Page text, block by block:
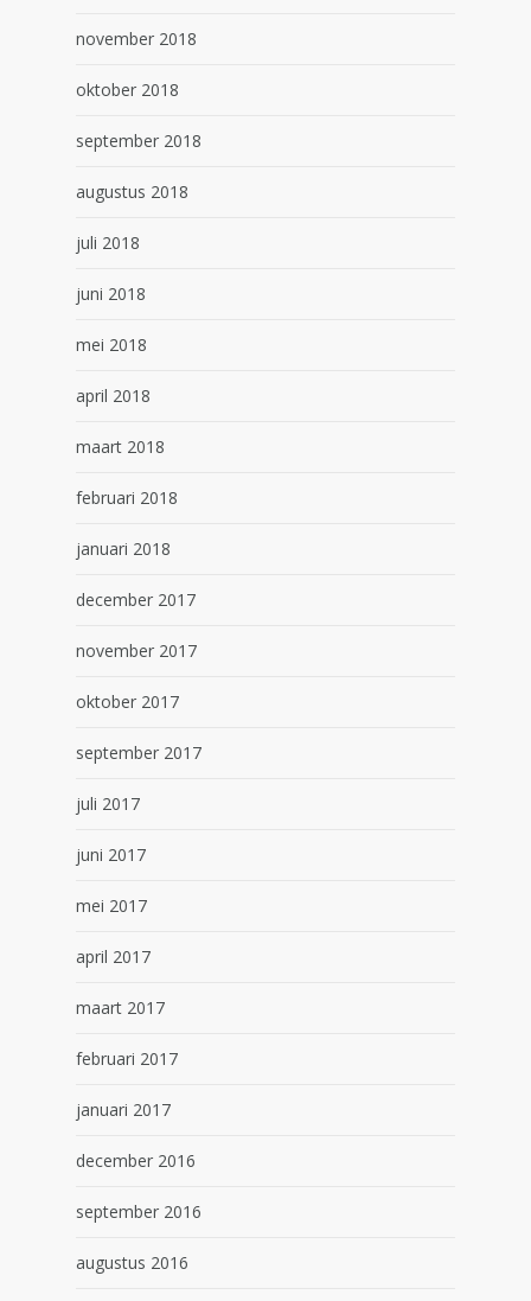
november 2018
oktober 2018
september 2018
augustus 2018
juli 2018
juni 2018
mei 2018
april 2018
maart 2018
februari 2018
januari 2018
december 2017
november 2017
oktober 2017
september 2017
juli 2017
juni 2017
mei 2017
april 2017
maart 2017
februari 2017
januari 2017
december 2016
september 2016
augustus 2016